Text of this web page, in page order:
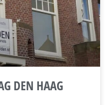
DEN HAAG